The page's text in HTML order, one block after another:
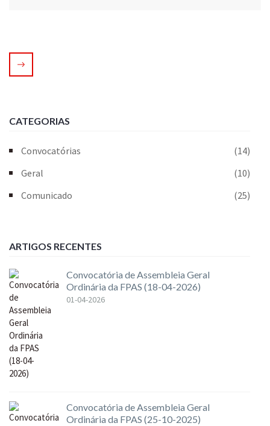
CATEGORIAS
Convocatórias
(14)
Geral
(10)
Comunicado
(25)
ARTIGOS RECENTES
Convocatória de Assembleia Geral
Ordinária da FPAS (18-04-2026)
01-04-2026
Convocatória de Assembleia Geral
Ordinária da FPAS (25-10-2025)